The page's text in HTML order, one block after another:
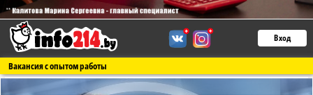
Вход
Вакансия с опытом работы